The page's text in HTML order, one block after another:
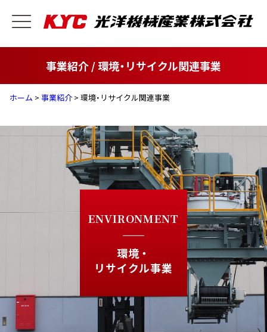
事業紹介 / 環境・リサイクル関連事業
ホーム > 事業紹介 > 環境・リサイクル関連事業
ENVIRONMENT
環境・
リサイクル事業